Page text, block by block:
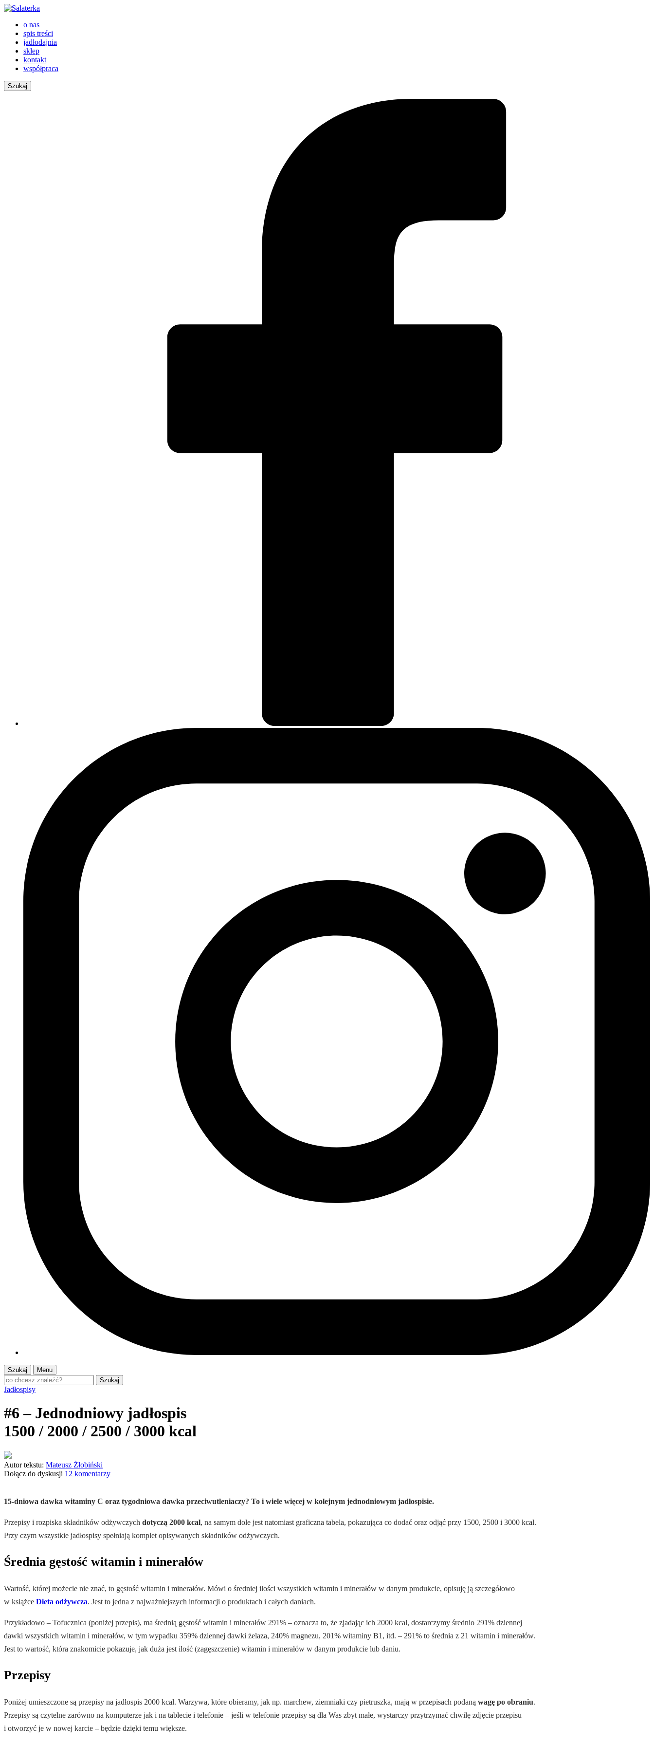
o nas
spis treści
jadłodajnia
sklep
kontakt
współpraca
Szukaj
Szukaj
Menu
Szukaj
Jadłospisy
#6 – Jednodniowy jadłospis
1500 / 2000 / 2500 / 3000 kcal
Autor tekstu: Mateusz Żłobiński
Dołącz do dyskusji 12 komentarzy
15-dniowa dawka witaminy C oraz tygodniowa dawka przeciwutleniaczy? To i wiele więcej w kolejnym jednodniowym jadłospisie.
Przepisy i rozpiska składników odżywczych dotyczą 2000 kcal, na samym dole jest natomiast graficzna tabela, pokazująca co dodać oraz odjąć przy 1500, 2500 i 3000 kcal.
Przy czym wszystkie jadłospisy spełniają komplet opisywanych składników odżywczych.
Średnia gęstość witamin i minerałów
Wartość, której możecie nie znać, to gęstość witamin i minerałów. Mówi o średniej ilości wszystkich witamin i minerałów w danym produkcie, opisuję ją szczegółowo
w książce Dieta odżywcza. Jest to jedna z najważniejszych informacji o produktach i całych daniach.
Przykładowo – Tofucznica (poniżej przepis), ma średnią gęstość witamin i minerałów 291% – oznacza to, że zjadając ich 2000 kcal, dostarczymy średnio 291% dziennej
dawki wszystkich witamin i minerałów, w tym wypadku 359% dziennej dawki żelaza, 240% magnezu, 201% witaminy B1, itd. – 291% to średnia z 21 witamin i minerałów.
Jest to wartość, która znakomicie pokazuje, jak duża jest ilość (zagęszczenie) witamin i minerałów w danym produkcie lub daniu.
Przepisy
Poniżej umieszczone są przepisy na jadłospis 2000 kcal. Warzywa, które obieramy, jak np. marchew, ziemniaki czy pietruszka, mają w przepisach podaną wagę po obraniu.
Przepisy są czytelne zarówno na komputerze jak i na tablecie i telefonie – jeśli w telefonie przepisy są dla Was zbyt małe, wystarczy przytrzymać chwilę zdjęcie przepisu
i otworzyć je w nowej karcie – będzie dzięki temu większe.